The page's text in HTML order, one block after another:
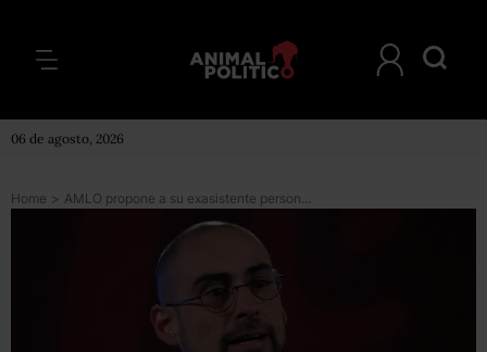
06 de agosto, 2026
Home > AMLO propone a su exasistente personal, Eduardo Villegas, para embajador en Rusia